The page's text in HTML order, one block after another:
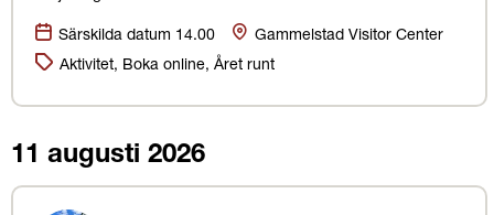
Datum:
Särskilda datum 14.00 Plats
Gammelstad Visitor Center
Kategorier:
Aktivitet, Boka online, Året runt
11 augusti 2026